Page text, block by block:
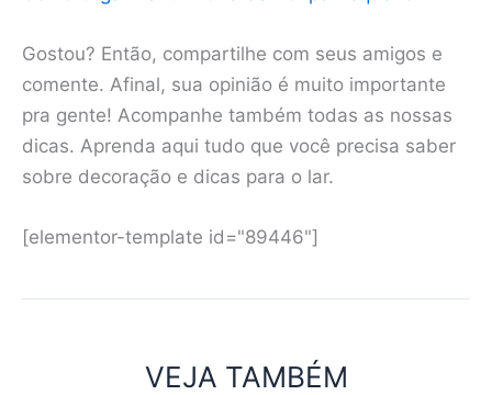
Gostou? Então, compartilhe com seus amigos e
comente. Afinal, sua opinião é muito importante
pra gente! Acompanhe também todas as nossas
dicas. Aprenda aqui tudo que você precisa saber
sobre decoração e dicas para o lar.
[elementor-template id="89446"]
VEJA TAMBÉM